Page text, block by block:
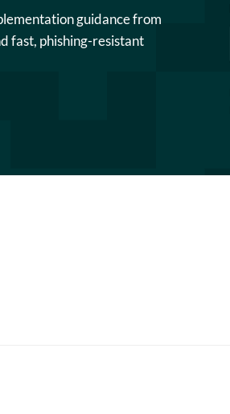
guidance from
fast, phishing-resistant